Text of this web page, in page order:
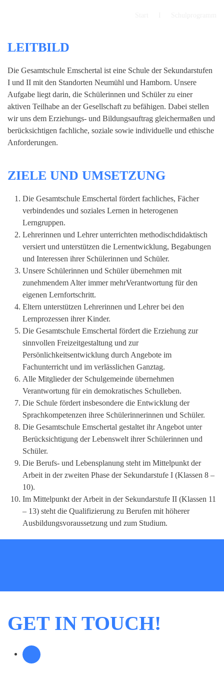
LEITBILD
Die Gesamtschule Emschertal ist eine Schule der Sekundarstufen
I und II mit den Standorten Neumühl und Hamborn. Unsere
Aufgabe liegt darin, die Schülerinnen und Schüler zu einer
aktiven Teilhabe an der Gesellschaft zu befähigen. Dabei stellen
wir uns dem Erziehungs- und Bildungsauftrag gleichermaßen und
berücksichtigen fachliche, soziale sowie individuelle und ethische
Anforderungen.
ZIELE UND UMSETZUNG
Die Gesamtschule Emschertal fördert fachliches, Fächer
verbindendes und soziales Lernen in heterogenen
Lerngruppen.
Lehrerinnen und Lehrer unterrichten methodischdidaktisch
versiert und unterstützen die Lernentwicklung, Begabungen
und Interessen ihrer Schülerinnen und Schüler.
Unsere Schülerinnen und Schüler übernehmen mit
zunehmendem Alter immer mehrVerantwortung für den
eigenen Lernfortschritt.
Eltern unterstützen Lehrerinnen und Lehrer bei den
Lernprozessen ihrer Kinder.
Die Gesamtschule Emschertal fördert die Erziehung zur
sinnvollen Freizeitgestaltung und zur
Persönlichkeitsentwicklung durch Angebote im
Fachunterricht und im verlässlichen Ganztag.
Alle Mitglieder der Schulgemeinde übernehmen
Verantwortung für ein demokratisches Schulleben.
Die Schule fördert insbesondere die Entwicklung der
Sprachkompetenzen ihree Schülerinnerinnen und Schüler.
Die Gesamtschule Emschertal gestaltet ihr Angebot unter
Berücksichtigung der Lebenswelt ihrer Schülerinnen und
Schüler.
Die Berufs- und Lebensplanung steht im Mittelpunkt der
Arbeit in der zweiten Phase der Sekundarstufe I (Klassen 8 –
10).
Im Mittelpunkt der Arbeit in der Sekundarstufe II (Klassen 11
– 13) steht die Qualifizierung zu Berufen mit höherer
Ausbildungsvoraussetzung und zum Studium.
GET IN TOUCH!